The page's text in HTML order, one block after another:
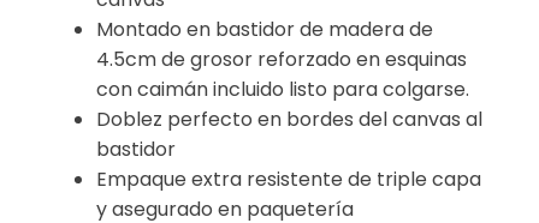
Montado en bastidor de madera de
4.5cm de grosor reforzado en esquinas
con caimán incluido listo para colgarse.
Doblez perfecto en bordes del canvas al
bastidor
Empaque extra resistente de triple capa
y asegurado en paquetería